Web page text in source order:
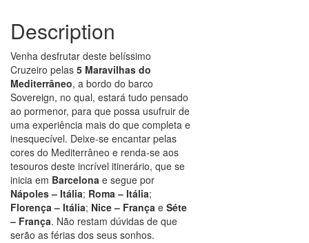
Description
Venha desfrutar deste belíssimo
Cruzeiro pelas 5 Maravilhas do
Mediterrâneo, a bordo do barco
Sovereign, no qual, estará tudo pensado
ao pormenor, para que possa usufruir de
uma experiência mais do que completa e
inesquecível. Deixe-se encantar pelas
cores do Mediterrâneo e renda-se aos
tesouros deste incrível itinerário, que se
inicia em Barcelona e segue por
Nápoles – Itália; Roma – Itália;
Florença – Itália; Nice – França e Séte
– França. Não restam dúvidas de que
serão as férias dos seus sonhos.